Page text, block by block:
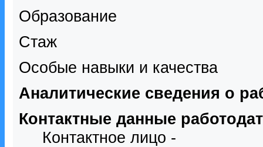
Образование
Стаж
Особые навыки и качества
Аналитические сведения о
Контактные данные
Контактное лицо -